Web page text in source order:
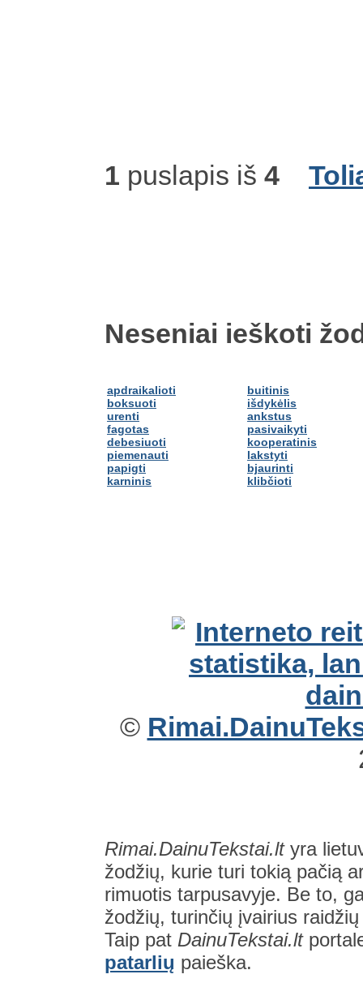
1 puslapis iš 4
Neseniai ieškoti
apdraikalioti
boksuoti
urenti
fagotas
debesiuoti
piemenauti
papigti
karninis
buitinis
išdykėlis
ankstus
pasivaikyti
kooperatinis
lakstyti
bjaurinti
klibčioti
©
Rimai.DainuTekstai.ltyra
žodžių, kurie turi tokią pačią
rimuotis tarpusavyje. Be to,
žodžių, turinčių įvairius
Taip pat DainuTekstai.lt
patarlių paieška.